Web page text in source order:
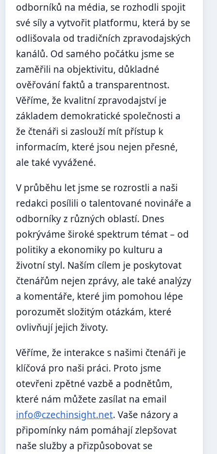
odborníků na média, se rozhodli spojit
své síly a vytvořit platformu, která by se
odlišovala od tradičních zpravodajských
kanálů. Od samého počátku jsme se
zaměřili na objektivitu, důkladné
ověřování faktů a transparentnost.
Věříme, že kvalitní zpravodajství je
základem demokratické společnosti a
že čtenáři si zaslouží mít přístup k
informacím, které jsou nejen přesné,
ale také vyvážené.
V průběhu let jsme se rozrostli a naši
redakci posílili o talentované novináře a
odborníky z různých oblastí. Dnes
pokrýváme široké spektrum témat – od
politiky a ekonomiky po kulturu a
životní styl. Naším cílem je poskytovat
čtenářům nejen zprávy, ale také analýzy
a komentáře, které jim pomohou lépe
porozumět složitým otázkám, které
ovlivňují jejich životy.
Věříme, že interakce s našimi čtenáři je
klíčová pro naši práci. Proto jsme
otevřeni zpětné vazbě a podnětům,
které nám můžete zasílat na email
info@czechinsight.net. Vaše názory a
připomínky nám pomáhají zlepšovat
naše služby a přizpůsobovat se